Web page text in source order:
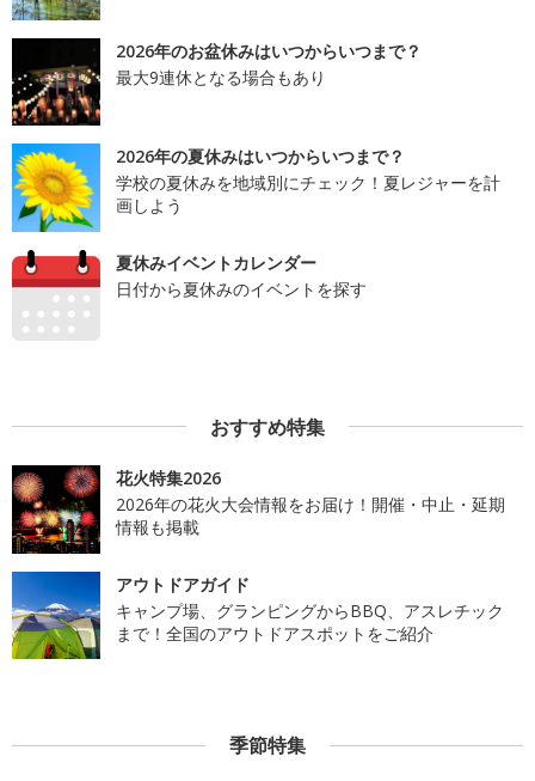
2026年のお盆休みはいつからいつまで？
最大9連休となる場合もあり
2026年の夏休みはいつからいつまで？
学校の夏休みを地域別にチェック！夏レジャーを計
画しよう
夏休みイベントカレンダー
日付から夏休みのイベントを探す
おすすめ特集
花火特集2026
2026年の花火大会情報をお届け！開催・中止・延期
情報も掲載
アウトドアガイド
キャンプ場、グランピングからBBQ、アスレチック
まで！全国のアウトドアスポットをご紹介
季節特集